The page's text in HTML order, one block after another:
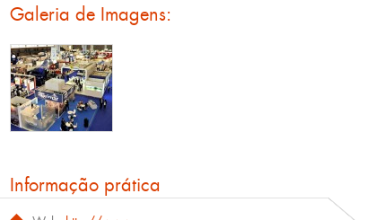
Galeria de Imagens:
Informação prática